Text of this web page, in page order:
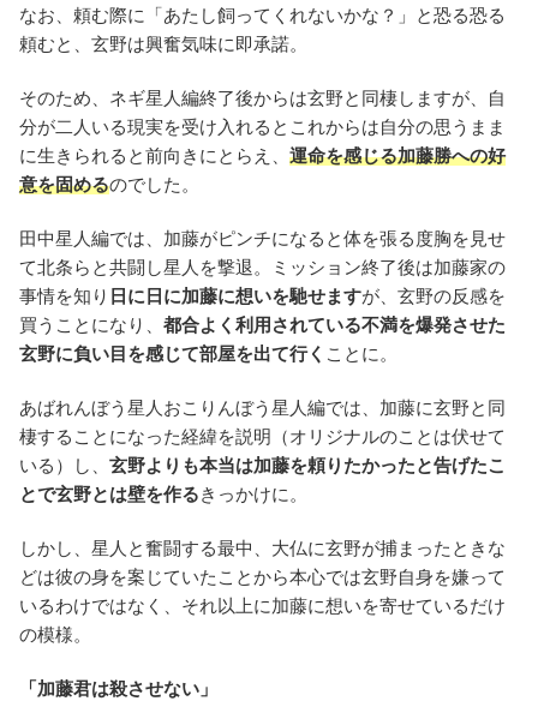
なお、頼む際に「あたし飼ってくれないかな？」と恐る恐る
頼むと、玄野は興奮気味に即承諾。
そのため、ネギ星人編終了後からは玄野と同棲しますが、自
分が二人いる現実を受け入れるとこれからは自分の思うまま
に生きられると前向きにとらえ、 運命を感じる加藤勝への好
意を固めるのでした。
田中星人編では、加藤がピンチになると体を張る度胸を見せ
て北条らと共闘し星人を撃退。ミッション終了後は加藤家の
事情を知り 日に日に加藤に想いを馳せますが、玄野の反感を
買うことになり、 都合よく利用されている不満を爆発させた
玄野に負い目を感じて部屋を出て行く ことに。
あばれんぼう星人おこりんぼう星人編では、加藤に玄野と同
棲することになった経緯を説明（オリジナルのことは伏せて
いる）し、 玄野よりも本当は加藤を頼りたかったと告げたこ
とで玄野とは壁を作るきっかけに。
しかし、星人と奮闘する最中、大仏に玄野が捕まったときな
どは彼の身を案じていたことから本心では玄野自身を嫌って
いるわけではなく、それ以上に加藤に想いを寄せているだけ
の模様。
「加藤君は殺させない」